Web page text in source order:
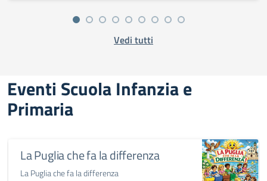
Vedi tutti
Eventi Scuola Infanzia e
Primaria
La Puglia che fa la differenza
La Puglia che fa la differenza